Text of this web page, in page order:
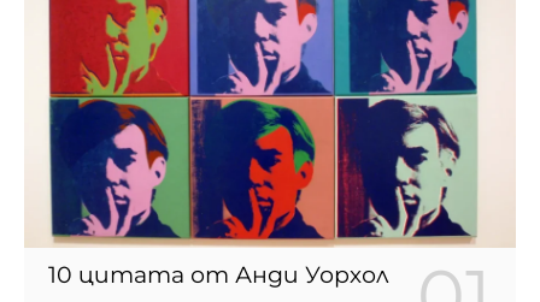
10 цитата от Анди Уорхол